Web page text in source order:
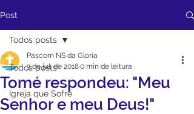
Post
Todos posts
Igreja que Sofre
Todos posts
Tomé respondeu: "Meu
Senhor e meu Deus!"
Pascom NS da Gloria
3 de jul. de 20180 min de leitura